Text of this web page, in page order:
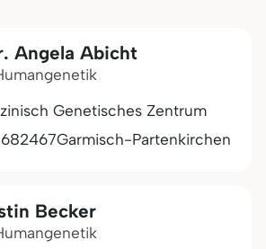
Angela Abicht
Genetisches Zentrum
82467Garmisch-Partenkirchen
Becker